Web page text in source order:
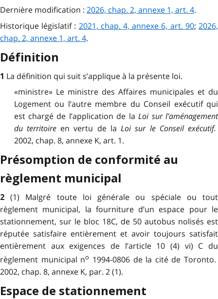
Dernière modification : 2026, chap. 2, annexe 1, art. 4.
Historique législatif : 2021, chap. 4, annexe 6, art. 90;2026,
chap. 2, annexe 1, art. 4.
Définition
1 La définition qui suit s’applique à la présente loi.
«ministre» Le ministre des Affaires municipales et du
Logement ou l’autre membre du Conseil exécutif qui
est chargé de l’application de laLoi sur l’aménagement
du territoireen vertu de laLoi sur le Conseil exécutif.
2002, chap. 8, annexe K, art. 1.
Présomption de conformité au
règlement municipal
2(1) Malgré toute loi générale ou spéciale ou tout
règlement municipal, la fourniture d’un espace pour le
stationnement, sur le bloc 18C, de 50 autobus nolisés est
réputée satisfaire entièrement et avoir toujours satisfait
entièrement aux exigences de l’article 10 (4) vi) C du
règlement municipal no 1994-0806 de la cité de Toronto.
2002, chap. 8, annexe K, par. 2 (1).
Espace de stationnement